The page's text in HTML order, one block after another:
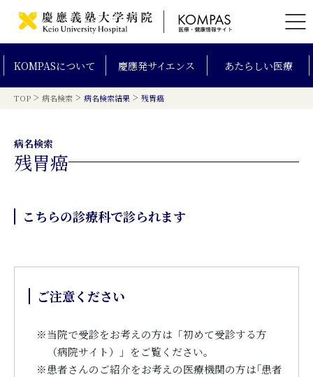
KOMPASについて 慶應発サイエンス あたらしい医療
TOP > 病名検索 > 病名検索結果 > 残胃癌
病名検索
残胃癌
こちらの診療科で診られます
ご注意ください
※当院で受診をお考えの方は「初めて受診する方
（病院サイト）」をご覧ください。
※患者さんのご紹介をお考えの医療機関の方は｢患者